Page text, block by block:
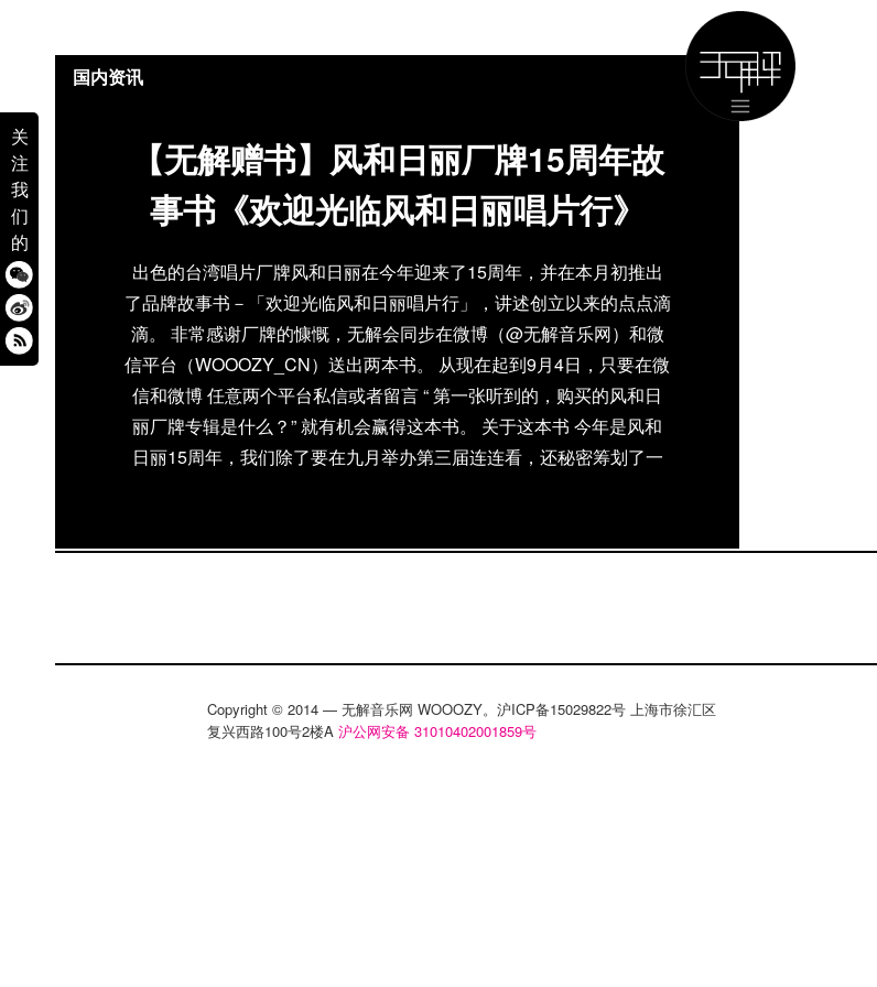
关
注
我
们
的
【无解赠书】风和日丽厂牌15周年故
事书《欢迎光临风和日丽唱片行》
出色的台湾唱片厂牌风和日丽在今年迎来了15周年，并在本月初推出
了品牌故事书－「欢迎光临风和日丽唱片行」，讲述创立以来的点点滴
滴。 非常感谢厂牌的慷慨，无解会同步在微博（@无解音乐网）和微
信平台（WOOOZY_CN）送出两本书。 从现在起到9月4日，只要在微
信和微博 任意两个平台私信或者留言 “ 第一张听到的，购买的风和日
丽厂牌专辑是什么？” 就有机会赢得这本书。 关于这本书 今年是风和
日丽15周年，我们除了要在九月举办第三届连连看，还秘密筹划了一
品，参加过一场演出，来过一次风和日丽实体唱片行，甚至只是按过一
片行」这本书也许是不错的参考，就像书的介绍文字上所说：“这不是
一个关于成功励志或创业成就的故事，这只是一群充满想象、热爱音乐
的人的真实人生…”这15年来总是苦多于乐，但回头看看，却是甘之如
国内资讯
Copyright © 2014 — 无解音乐网 WOOOZY。沪ICP备15029822号 上海市徐汇区
复兴西路100号2楼A 沪公网安备 31010402001859号